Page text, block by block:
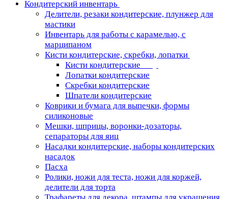
Кондитерский инвентарь
Делители, резаки кондитерские, плунжер для
мастики
Инвентарь для работы с карамелью, с
марципаном
Кисти кондитерские, скребки, лопатки
Кисти кондитерские
Лопатки кондитерские
Скребки кондитерские
Шпатели кондитерские
Коврики и бумага для выпечки, формы
силиконовые
Мешки, шприцы, воронки-дозаторы,
сепараторы для яиц
Насадки кондитерские, наборы кондитерских
насадок
Пасха
Ролики, ножи для теста, ножи для коржей,
делители для торта